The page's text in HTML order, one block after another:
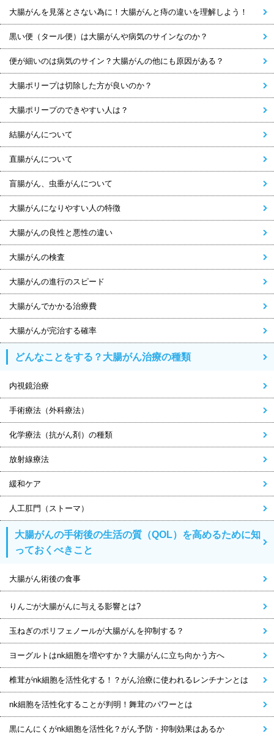
大腸がんを見落とさない為に！大腸がんと痔の違いを理解しよう！
黒い便（タール便）は大腸がんや病気のサインなのか？
便が細いのは病気のサイン？大腸がんの他にも原因がある？
大腸ポリープは切除した方が良いのか？
大腸ポリープのできやすい人は？
結腸がんについて
直腸がんについて
盲腸がん、虫垂がんについて
大腸がんになりやすい人の特徴
大腸がんの良性と悪性の違い
大腸がんの検査
大腸がんの進行のスピード
大腸がんでかかる治療費
大腸がんが完治する確率
どんなことをする？大腸がん治療の種類
内視鏡治療
手術療法（外科療法）
化学療法（抗がん剤）の種類
放射線療法
緩和ケア
人工肛門（ストーマ）
大腸がんの手術後の生活の質（QOL）を高めるために知
っておくべきこと
大腸がん術後の食事
りんごが大腸がんに与える影響とは?
玉ねぎのポリフェノールが大腸がんを抑制する？
ヨーグルトはnk細胞を増やすか？大腸がんに立ち向かう方へ
椎茸がnk細胞を活性化する！？がん治療に使われるレンチナンとは
nk細胞を活性化することが判明！舞茸のパワーとは
黒にんにくがnk細胞を活性化？がん予防・抑制効果はあるか